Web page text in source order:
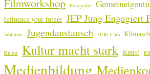
Fotografie
Influence your future JEP Jung Engagiert
Jubiläum Jugendaustausch JURi Club
Kultur Kultur macht stark Kunst
Medienbildung